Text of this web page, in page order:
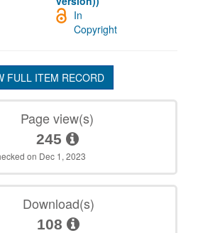
In
Copyright
FULL ITEM RECORD
Page view(s)
245
on Dec 1, 2023
Download(s)
108